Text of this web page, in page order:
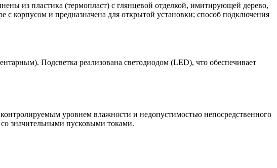
из пластика (термопласт) с глянцевой отделкой, имитирующей дерево,
с корпусом и предназначена для открытой установки; способ подключения
Подсветка реализована светодиодом (LED), что обеспечивает
уровнем влажности и недопустимостью непосредственного
значительными пусковыми токами.